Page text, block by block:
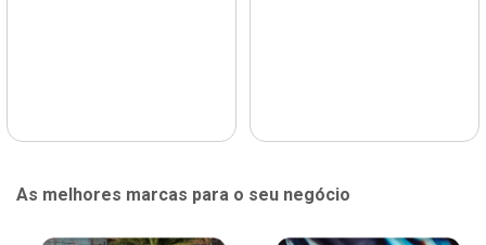
As melhores marcas para o seu negócio